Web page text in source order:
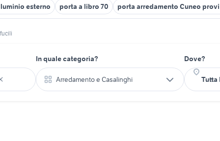
esterno porta a libro 70 porta arredamento Cuneo
In quale categoria?
Arredamento e Casalinghi
Dove?